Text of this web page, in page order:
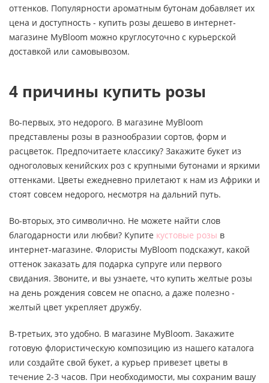
оттенков. Популярности ароматным бутонам добавляет их
цена и доступность - купить розы дешево в интернет-
магазине MyBloom можно круглосуточно с курьерской
доставкой или самовывозом.
4 причины купить розы
Во-первых, это недорого. В магазине MyBloom
представлены розы в разнообразии сортов, форм и
расцветок. Предпочитаете классику? Закажите букет из
одноголовых кенийских роз с крупными бутонами и яркими
оттенками. Цветы ежедневно прилетают к нам из Африки и
стоят совсем недорого, несмотря на дальний путь.
Во-вторых, это символично. Не можете найти слов
благодарности или любви? Купите кустовые розы в
интернет-магазине. Флористы MyBloom подскажут, какой
оттенок заказать для подарка супруге или первого
свидания. Звоните, и вы узнаете, что купить желтые розы
на день рождения совсем не опасно, а даже полезно -
желтый цвет укрепляет дружбу.
В-третьих, это удобно. В магазине MyBloom. Закажите
готовую флористическую композицию из нашего каталога
или создайте свой букет, а курьер привезет цветы в
течение 2-3 часов. При необходимости, мы сохраним вашу